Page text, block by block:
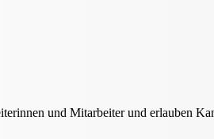
und Mitarbeiter und erlauben